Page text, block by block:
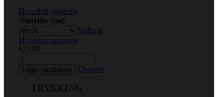
Hvordan opprette
Størrelse (cm)
Nullstill
Hvordan opprette
€25.00
Tømmer,
tømmerstokk,
tre,
Legg i handlekurv Opprett